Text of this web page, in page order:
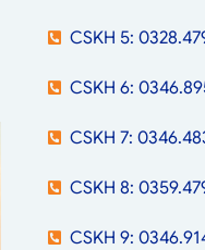
CSKH 5:
CSKH 6:
CSKH 7:
CSKH 8:
CSKH 9: